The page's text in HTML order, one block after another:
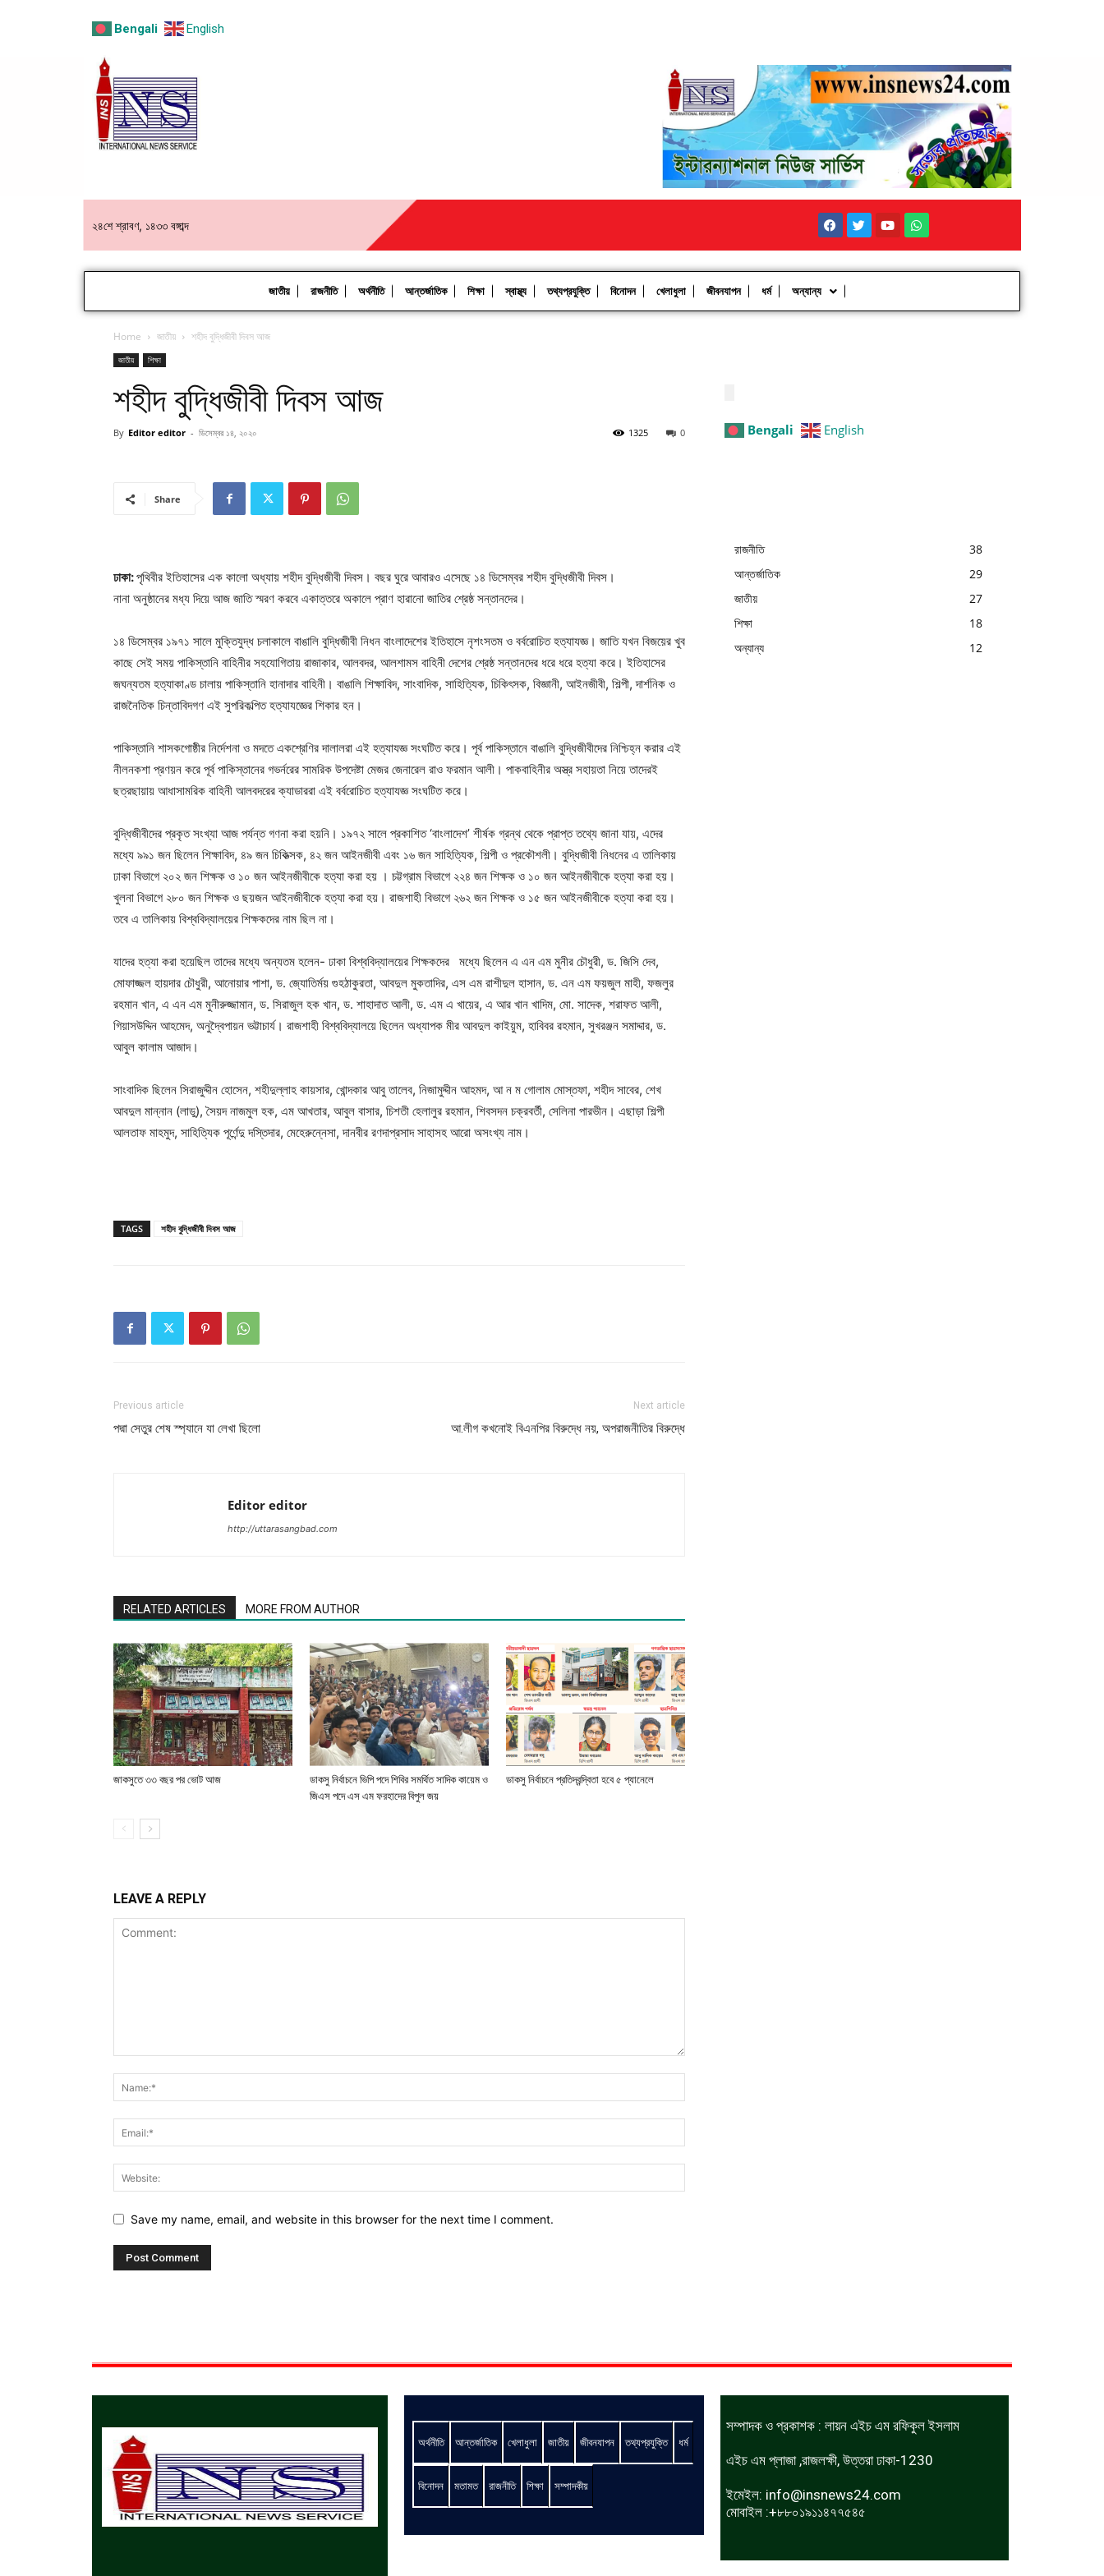
Bengali English
২৪শে শ্রাবণ, ১৪৩৩ বঙ্গাব্দ
জাতীয় রাজনীতি অর্থনীতি আন্তর্জাতিক শিক্ষা স্বাস্থ্য তথ্যপ্রযুক্তি বিনোদন খেলাধুলা জীবনযাপন ধর্ম অন্যান্য
Home জাতীয় শহীদ বুদ্ধিজীবী দিবস আজ
জাতীয় শিক্ষা
শহীদ বুদ্ধিজীবী দিবস আজ
By Editor editor - ডিসেম্বর ১৪, ২০২০ 0
1325
Share
ঢাকা:পৃথিবীর ইতিহাসের এক কালো অধ্যায় শহীদ বুদ্ধিজীবী দিবস। বছর ঘুরে আবারও এসেছে ১৪ ডিসেম্বর শহীদ বুদ্ধিজীবী দিবস।
নানা অনুষ্ঠানের মধ্য দিয়ে আজ জাতি স্মরণ করবে একাত্তরে অকালে প্রাণ হারানো জাতির শ্রেষ্ঠ সন্তানদের।
১৪ ডিসেম্বর ১৯৭১ সালে মুক্তিযুদ্ধ চলাকালে বাঙালি বুদ্ধিজীবী নিধন বাংলাদেশের ইতিহাসে নৃশংসতম ও বর্বরোচিত হত্যাযজ্ঞ। জাতি যখন বিজয়ের খুব
কাছে সেই সময় পাকিস্তানি বাহিনীর সহযোগিতায় রাজাকার, আলবদর, আলশামস বাহিনী দেশের শ্রেষ্ঠ সন্তানদের ধরে ধরে হত্যা করে। ইতিহাসের
জঘন্যতম হত্যাকাণ্ড চালায় পাকিস্তানি হানাদার বাহিনী। বাঙালি শিক্ষাবিদ, সাংবাদিক, সাহিত্যিক, চিকিৎসক, বিজ্ঞানী, আইনজীবী, শিল্পী, দার্শনিক ও
রাজনৈতিক চিন্তাবিদগণ এই সুপরিকল্পিত হত্যাযজ্ঞের শিকার হন।
পাকিস্তানি শাসকগোষ্ঠীর নির্দেশনা ও মদতে একশ্রেণির দালালরা এই হত্যাযজ্ঞ সংঘটিত করে। পূর্ব পাকিস্তানে বাঙালি বুদ্ধিজীবীদের নিশ্চিহ্ন করার এই
নীলনকশা প্রণয়ন করে পূর্ব পাকিস্তানের গভর্নরের সামরিক উপদেষ্টা মেজর জেনারেল রাও ফরমান আলী। পাকবাহিনীর অস্ত্র সহায়তা নিয়ে তাদেরই
ছত্রছায়ায় আধাসামরিক বাহিনী আলবদরের ক্যাডাররা এই বর্বরোচিত হত্যাযজ্ঞ সংঘটিত করে।
বুদ্ধিজীবীদের প্রকৃত সংখ্যা আজ পর্যন্ত গণনা করা হয়নি। ১৯৭২ সালে প্রকাশিত ‘বাংলাদেশ’ শীর্ষক গ্রন্থ থেকে প্রাপ্ত তথ্যে জানা যায়, এদের
মধ্যে ৯৯১ জন ছিলেন শিক্ষাবিদ, ৪৯ জন চিকিত্সক, ৪২ জন আইনজীবী এবং ১৬ জন সাহিত্যিক, শিল্পী ও প্রকৌশলী। বুদ্ধিজীবী নিধনের এ তালিকায়
ঢাকা বিভাগে ২০২ জন শিক্ষক ও ১০ জন আইনজীবীকে হত্যা করা হয় । চট্টগ্রাম বিভাগে ২২৪ জন শিক্ষক ও ১০ জন আইনজীবীকে হত্যা করা হয়।
খুলনা বিভাগে ২৮০ জন শিক্ষক ও ছয়জন আইনজীবীকে হত্যা করা হয়। রাজশাহী বিভাগে ২৬২ জন শিক্ষক ও ১৫ জন আইনজীবীকে হত্যা করা হয়।
তবে এ তালিকায় বিশ্ববিদ্যালয়ের শিক্ষকদের নাম ছিল না।
যাদের হত্যা করা হয়েছিল তাদের মধ্যে অন্যতম হলেন- ঢাকা বিশ্ববিদ্যালয়ের শিক্ষকদের মধ্যে ছিলেন এ এন এম মুনীর চৌধুরী, ড. জিসি দেব,
মোফাজ্জল হায়দার চৌধুরী, আনোয়ার পাশা, ড. জ্যোতির্ময় গুহঠাকুরতা, আবদুল মুকতাদির, এস এম রাশীদুল হাসান, ড. এন এম ফয়জুল মাহী, ফজলুর
রহমান খান, এ এন এম মুনীরুজ্জামান, ড. সিরাজুল হক খান, ড. শাহাদাত আলী, ড. এম এ খায়ের, এ আর খান খাদিম, মো. সাদেক, শরাফত আলী,
গিয়াসউদ্দিন আহমেদ, অনুদ্বৈপায়ন ভট্টাচার্য। রাজশাহী বিশ্ববিদ্যালয়ে ছিলেন অধ্যাপক মীর আবদুল কাইয়ুম, হাবিবর রহমান, সুখরঞ্জন সমাদ্দার, ড.
আবুল কালাম আজাদ।
সাংবাদিক ছিলেন সিরাজুদ্দীন হোসেন, শহীদুল্লাহ কায়সার, খোন্দকার আবু তালেব, নিজামুদ্দীন আহমদ, আ ন ম গোলাম মোস্তফা, শহীদ সাবের, শেখ
আবদুল মান্নান (লাডু), সৈয়দ নাজমুল হক, এম আখতার, আবুল বাসার, চিশতী হেলালুর রহমান, শিবসদন চক্রবর্তী, সেলিনা পারভীন। এছাড়া শিল্পী
আলতাফ মাহমুদ, সাহিত্যিক পূর্ণেন্দু দস্তিদার, মেহেরুন্নেসা, দানবীর রণদাপ্রসাদ সাহাসহ আরো অসংখ্য নাম।
TAGS শহীদ বুদ্ধিজীবী দিবস আজ
Previous article
পদ্মা সেতুর শেষ স্প্যানে যা লেখা ছিলো
Next article
আ.লীগ কখনোই বিএনপির বিরুদ্ধে নয়, অপরাজনীতির বিরুদ্ধে
Editor editor
http://uttarasangbad.com
RELATED ARTICLES MORE FROM AUTHOR
জাকসুতে ৩৩ বছর পর ভোট আজ
ডাকসু নির্বাচনে ভিপি পদে শিবির সমর্থিত সাদিক কায়েম ও
জিএস পদে এস এম ফরহাদের বিপুল জয়
ডাকসু নির্বাচনে প্রতিদ্বন্দ্বিতা হবে ৫ প্যানেলে
LEAVE A REPLY
Save my name, email, and website in this browser for the next time I comment.
Bengali English
রাজনীতি
38
আন্তর্জাতিক
29
জাতীয়
27
শিক্ষা
18
অন্যান্য
12
অর্থনীতি আন্তর্জাতিক খেলাধুলা জাতীয় জীবনযাপন তথ্যপ্রযুক্তি ধর্ম
বিনোদন মতামত রাজনীতি শিক্ষা সম্পাদকীয়
সম্পাদক ও প্রকাশক : লায়ন এইচ এম রফিকুল ইসলাম
এইচ এম প্লাজা ,রাজলক্ষী, উত্তরা ঢাকা-1230
ইমেইল: info@insnews24.com
মোবাইল :+৮৮০১৯১১৪৭৭৫৪৫